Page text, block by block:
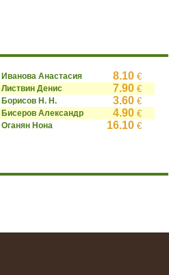
Иванова Анастасия 8.10€
Листвин Денис 7.90€
Борисов Н. Н. 3.60€
Бисеров Александр 4.90€
Оганян Нона 16.10€